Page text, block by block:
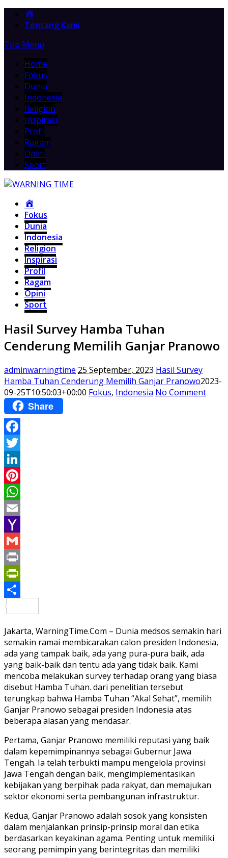
Tentang Kami
Top Menu
Home
Fokus
Dunia
Indonesia
Religion
Inspirasi
Profil
Ragam
Opini
Sport
Fokus
Dunia
Indonesia
Religion
Inspirasi
Profil
Ragam
Opini
Sport
Hasil Survey Hamba Tuhan
Cenderung Memilih Ganjar Pranowo
adminwarningtime 25 September, 2023 Hasil Survey
Hamba Tuhan Cenderung Memilih Ganjar Pranowo2023-
09-25T10:50:03+00:00 Fokus, Indonesia No Comment
Share
Facebook
Twitter
LinkedIn
Pinterest
WhatsApp
Email
Yahoo
Mail
Gmail
Print
PrintFriendly
Jakarta, WarningTime.Com – Dunia medsos semakin hari
semakin ramai membicarakan calon presiden Indonesia,
ada yang tampak baik, ada yang pura-pura baik, ada
yang baik-baik dan tentu ada yang tidak baik. Kami
mencoba melakukan survey terhadap orang yang biasa
disebut Hamba Tuhan. dari penelitian tersebut
terungkap bahwa Hamba Tuhan “Akal Sehat”, memilih
Ganjar Pranowo sebagai presiden Indonesia atas
beberapa alasan yang mendasar.
Pertama, Ganjar Pranowo memiliki reputasi yang baik
dalam kepemimpinannya sebagai Gubernur Jawa
Tengah. Ia telah terbukti mampu mengelola provinsi
Jawa Tengah dengan baik, mengimplementasikan
kebijakan yang berpihak pada rakyat, dan memajukan
sektor ekonomi serta pembangunan infrastruktur.
Kedua, Ganjar Pranowo adalah sosok yang konsisten
dalam menjalankan prinsip-prinsip moral dan etika
berdasarkan keyakinan agama. Penting untuk memiliki
seorang pemimpin yang berintegritas dan memiliki